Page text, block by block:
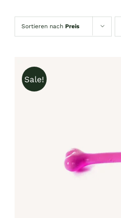
Sortieren nach Preis
Sale!
IN DEN WARENKORB